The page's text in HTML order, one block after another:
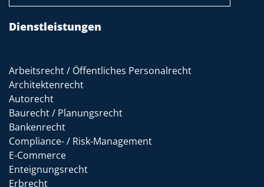
Dienstleistungen
Arbeitsrecht / Öffentliches Personalrecht
Architektenrecht
Autorecht
Baurecht / Planungsrecht
Bankenrecht
Compliance- / Risk-Management
E-Commerce
Enteignungsrecht
Erbrecht